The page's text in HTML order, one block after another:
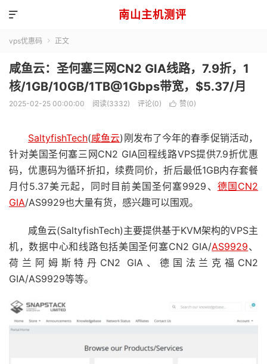
南山主机测评

vps优惠码  正文
咸鱼云：圣何塞三网CN2 GIA线路，7.9折，1
核/1GB/10GB/1TB@1Gbps带宽，$5.37/月
2025-02-25 00:00:00 阅读(3332) 评论(0)  赞(0)
SaltyfishTech(咸鱼云)刚发布了今年的春季促销活动，
针对美国圣何塞三网CN2 GIA回程线路VPS提供7.9折优惠
码，优惠码为循环折扣，续费同价，折后最低1GB内存套餐
月付5.37美元起，同时目前美国圣何塞9929、 德国CN2
GIA/AS9929也大量有货，感兴趣可以围观。
咸鱼云(SaltyfishTech)主要提供基于KVM架构的VPS主
机，数据中心和线路包括美国圣何塞CN2 GIA/AS9929、
荷兰阿姆斯特丹CN2 GIA、德国法兰克福CN2
GIA/AS9929等等。